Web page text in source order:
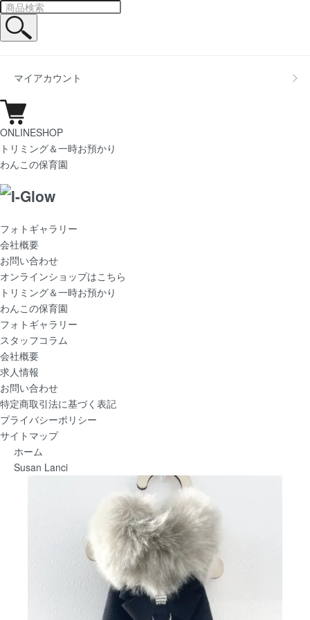
マイアカウント
ONLINESHOP
トリミング＆一時お預かり
わんこの保育園
フォトギャラリー
会社概要
お問い合わせ
オンラインショップはこちら
トリミング＆一時お預かり
わんこの保育園
フォトギャラリー
スタッフコラム
会社概要
求人情報
お問い合わせ
特定商取引法に基づく表記
プライバシーポリシー
サイトマップ
ホーム
Susan Lanci